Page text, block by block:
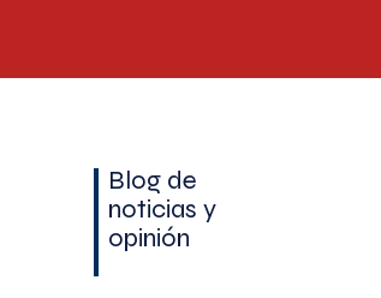
Blog de
noticias y
opinión